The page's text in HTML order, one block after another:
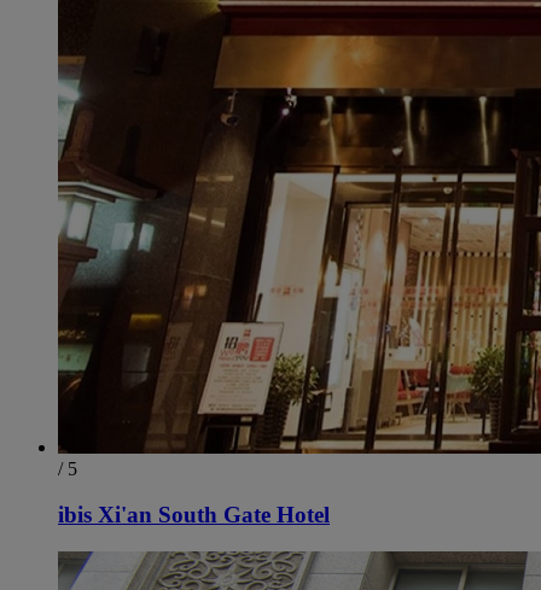
/ 5
ibis Xi'an South Gate Hotel